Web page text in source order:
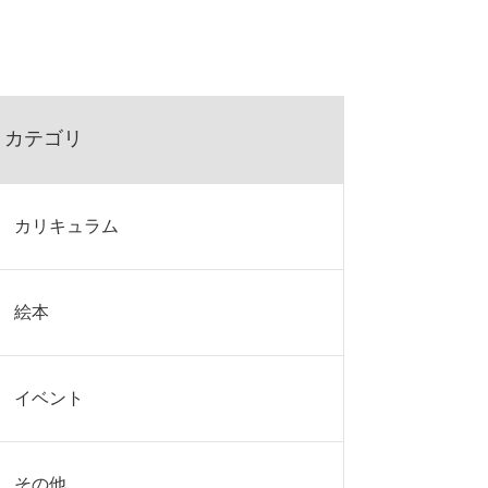
カテゴリ
カリキュラム
絵本
イベント
その他